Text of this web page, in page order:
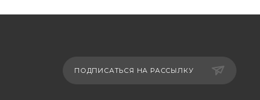
ПОДПИСАТЬСЯ НА РАССЫЛКУ